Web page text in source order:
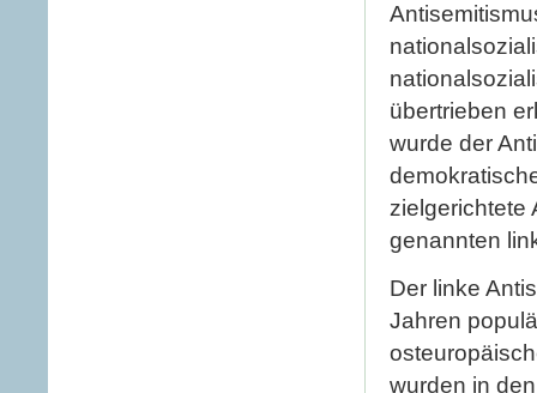
übertrieben
wurde der
zielgerichtete
genannten
Der linke
Jahren
wurden in